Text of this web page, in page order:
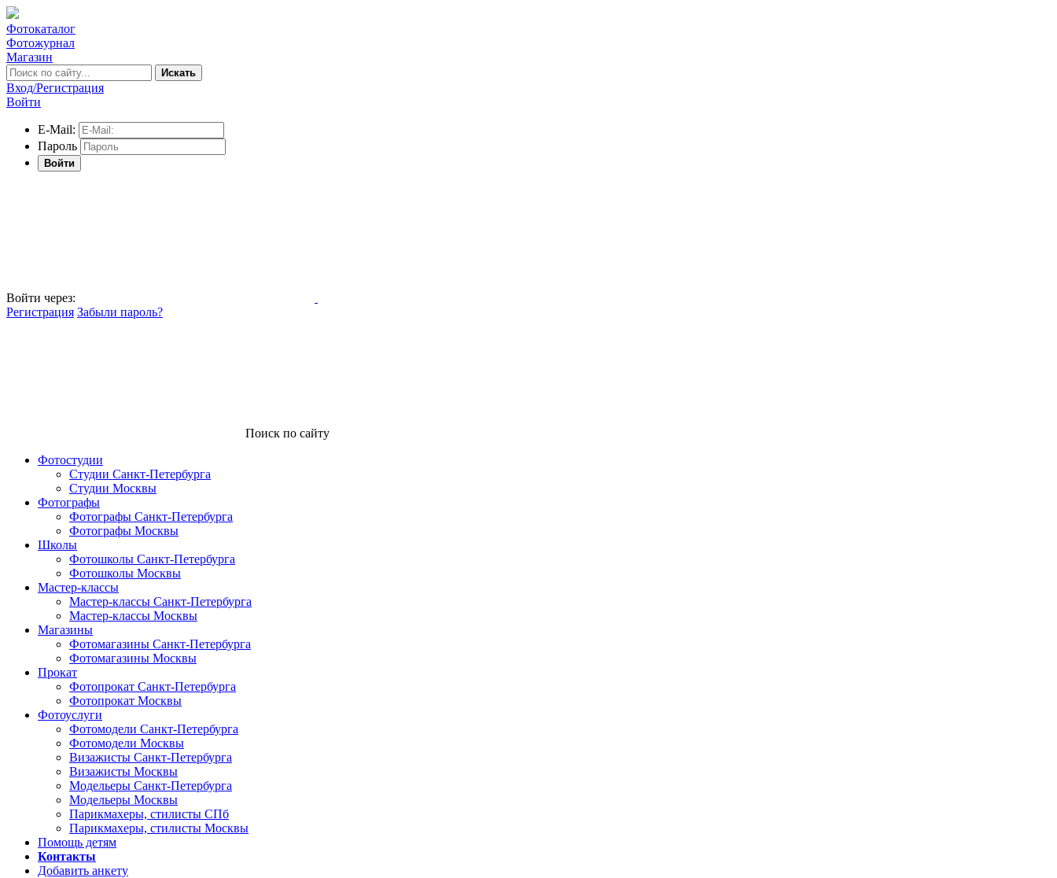
Фотокаталог
Фотожурнал
Магазин
Искать
Вход/Регистрация
Войти
E-Mail:
Пароль
Войти
Войти через:
Регистрация Забыли пароль?
Поиск по сайту
Фотостудии
Студии Санкт-Петербурга
Студии Москвы
Фотографы
Фотографы Санкт-Петербурга
Фотографы Москвы
Школы
Фотошколы Санкт-Петербурга
Фотошколы Москвы
Мастер-классы
Мастер-классы Санкт-Петербурга
Мастер-классы Москвы
Магазины
Фотомагазины Санкт-Петербурга
Фотомагазины Москвы
Прокат
Фотопрокат Санкт-Петербурга
Фотопрокат Москвы
Фотоуслуги
Фотомодели Санкт-Петербурга
Фотомодели Москвы
Визажисты Санкт-Петербурга
Визажисты Москвы
Модельеры Санкт-Петербурга
Модельеры Москвы
Парикмахеры, стилисты СПб
Парикмахеры, стилисты Москвы
Помощь детям
Контакты
Добавить анкету